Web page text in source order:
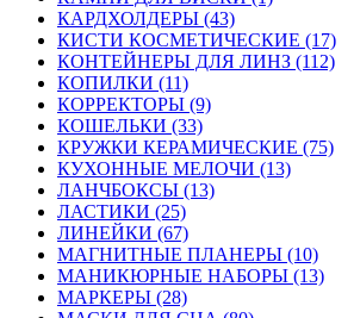
КАРДХОЛДЕРЫ (43)
КИСТИ КОСМЕТИЧЕСКИЕ (17)
КОНТЕЙНЕРЫ ДЛЯ ЛИНЗ (112)
КОПИЛКИ (11)
КОРРЕКТОРЫ (9)
КОШЕЛЬКИ (33)
КРУЖКИ КЕРАМИЧЕСКИЕ (75)
КУХОННЫЕ МЕЛОЧИ (13)
ЛАНЧБОКСЫ (13)
ЛАСТИКИ (25)
ЛИНЕЙКИ (67)
МАГНИТНЫЕ ПЛАНЕРЫ (10)
МАНИКЮРНЫЕ НАБОРЫ (13)
МАРКЕРЫ (28)